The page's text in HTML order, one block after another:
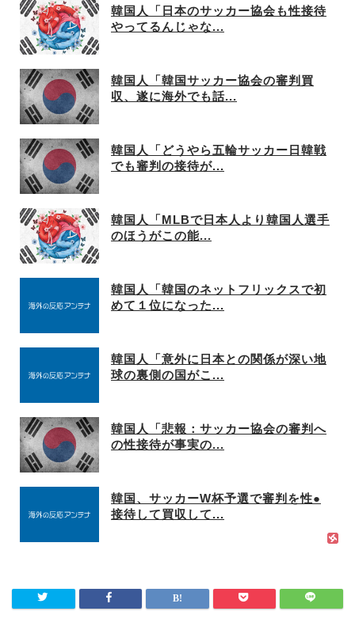
韓国人「日本のサッカー協会も性接待
やってるんじゃな...
韓国人「韓国サッカー協会の審判買
収、遂に海外でも話...
韓国人「どうやら五輪サッカー日韓戦
でも審判の接待が...
韓国人「MLBで日本人より韓国人選手
のほうがこの能...
韓国人「韓国のネットフリックスで初
めて１位になった...
韓国人「意外に日本との関係が深い地
球の裏側の国がこ...
韓国人「悲報：サッカー協会の審判へ
の性接待が事実の...
韓国、サッカーW杯予選で審判を性●
接待して買収して...